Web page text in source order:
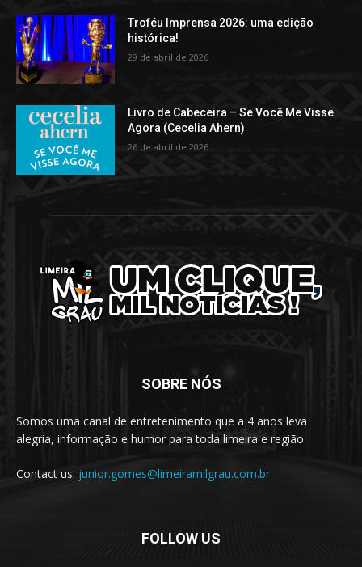
Troféu Imprensa 2026: uma edição
histórica!
29 de abril de 2026
Livro de Cabeceira – Se Você Me Visse
Agora (Cecelia Ahern)
26 de abril de 2026
SOBRE NÓS
Somos uma canal de entretenimento que a 4 anos leva
alegria, informação e humor para toda limeira e região.
Contact us: junior.gomes@limeiramilgrau.com.br
FOLLOW US